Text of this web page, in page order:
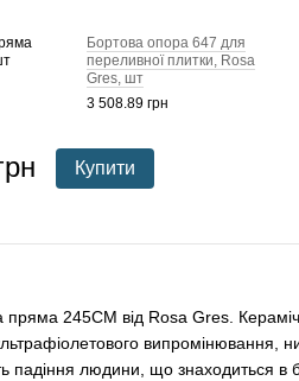
Бортова опора 647 для
переливної плитки, Rosa
Gres, шт
3 508.89 грн
Купити
пряма 245CM від Rosa Gres.
випромінювання,
падіння людини, що знаходиться в